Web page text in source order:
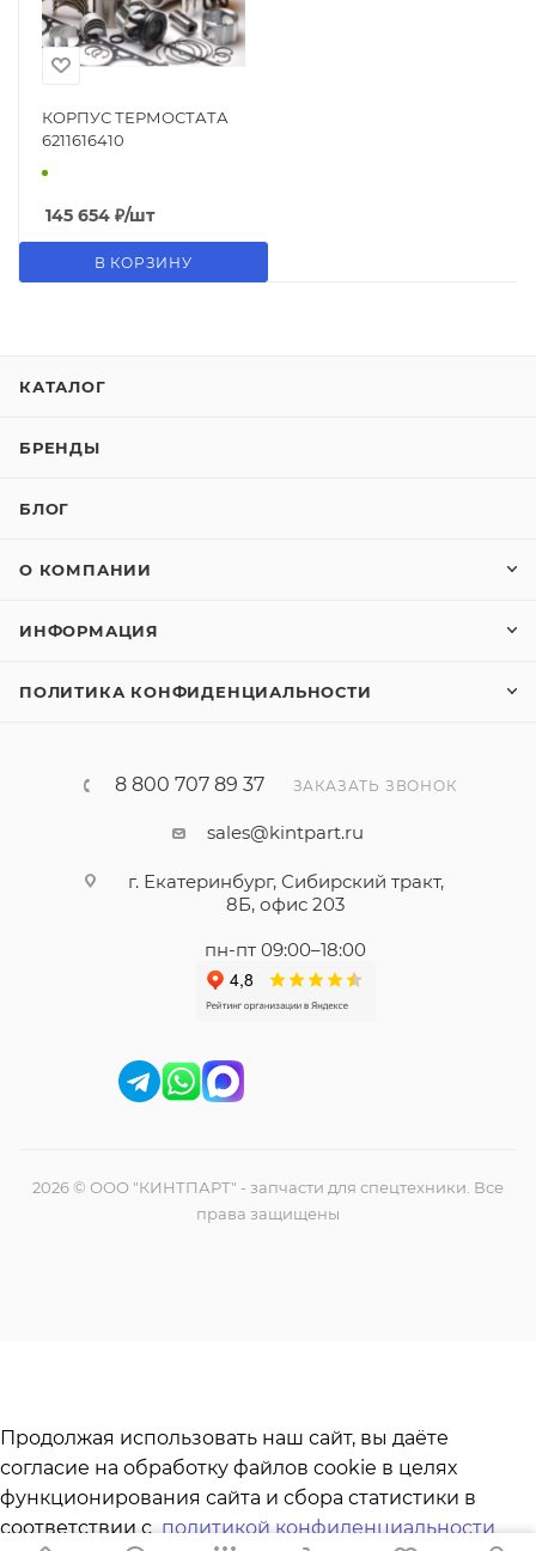
КОРПУС ТЕРМОСТАТА
6211616410
145 654 ₽/шт
В КОРЗИНУ
КАТАЛОГ
БРЕНДЫ
БЛОГ
О КОМПАНИИ
ИНФОРМАЦИЯ
ПОЛИТИКА КОНФИДЕНЦИАЛЬНОСТИ
8 800 707 89 37 ЗАКАЗАТЬ ЗВОНОК
sales@kintpart.ru
г. Екатеринбург, Сибирский тракт,
8Б, офис 203
пн-пт 09:00–18:00
2026 © ООО "КИНТПАРТ" - запчасти для спецтехники. Все
права защищены
Продолжая использовать наш сайт, вы даёте
согласие на обработку файлов cookie в целях
функционирования сайта и сбора статистики в
соответствии сполитикой конфиденциальности